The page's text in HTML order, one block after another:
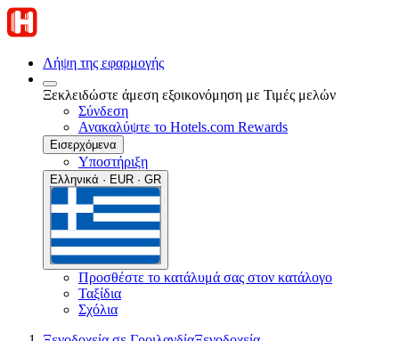
Λήψη της εφαρμογής
Ξεκλειδώστε άμεση εξοικονόμηση με Τιμές μελών
Σύνδεση
Ανακαλύψτε το Hotels.com Rewards
Εισερχόμενα
Υποστήριξη
Ελληνικά · EUR · GR
Προσθέστε το κατάλυμά σας στον κατάλογο
Ταξίδια
Σχόλια